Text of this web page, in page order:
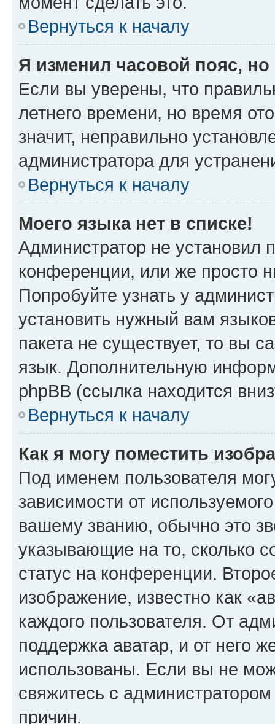
Вернуться к началу
Я изменил часовой пояс,
Если вы уверены, что
летнего времени, но время
значит, неправильно
администратора для
Вернуться к началу
Моего языка нет в списке!
Администратор не установил
конференции, или же просто
Попробуйте узнать у
установить нужный вам
пакета не существует, то вы
язык. Дополнительную
phpBB (ссылка находится
Вернуться к началу
Как я могу поместить
Под именем пользователя
зависимости от
вашему званию, обычно это
указывающие на то, сколько
статус на конференции.
изображение, известно как
каждого пользователя. От
поддержка аватар, и от него
использованы. Если вы не
свяжитесь с
причин.